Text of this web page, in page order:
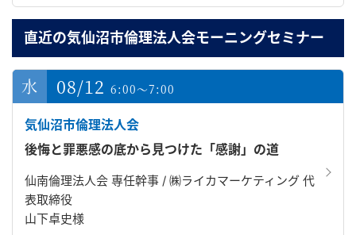
直近の気仙沼市倫理法人会モーニングセミナー
08/12 6:00～7:00
気仙沼市倫理法人会
後悔と罪悪感の底から見つけた「感謝」の道
仙南倫理法人会 専任幹事 / ㈱ライカマーケティング 代
表取締役
山下卓史様